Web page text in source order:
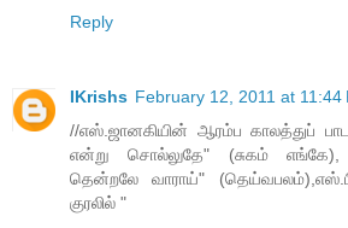
Reply
IKrishs February 12, 2011 at 11:44
//எஸ்.ஜானகியின் ஆரம்ப காலத்துப்
என்று சொல்லுதே" (சுகம் எங்கே),
தென்றலே வாராய்"
குரலில் "